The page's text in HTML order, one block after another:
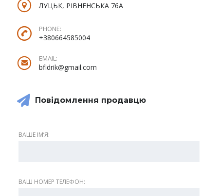
ЛУЦЬК, РІВНЕНСЬКА 76А
PHONE:
+380664585004
EMAIL:
bfidrik@gmail.com
Повідомлення продавцю
ВАШЕ ІМʼЯ:
ВАШ НОМЕР ТЕЛЕФОН: